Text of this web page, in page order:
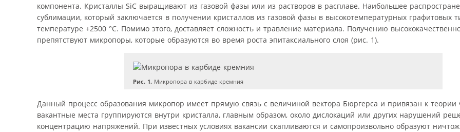
компонента. Кристаллы SiC выращивают из газовой фазы или из растворов в расплаве. Наибольшее
сублимации, который заключается в получении кристаллов из газовой фазы в высокотемпературных графитовых
температуре +2500 °С. Помимо этого, доставляет сложность и травление материала. Получению
препятствуют микропоры, которые образуются во время роста эпитаксиального слоя (рис. 1).
Рис. 1. Микропора в карбиде кремния
Данный процесс образования микропор имеет прямую связь с величиной вектора Бюргерса и привязан к
вакантные места группируются внутри кристалла, главным образом, около дислокаций или других нарушений
концентрацию напряжений. При известных условиях вакансии скапливаются и самопроизвольно образуют